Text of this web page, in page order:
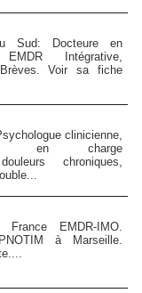
Sud: Docteure en
Intégrative,
Brèves. Voir sa fiche
clinicienne,
en charge
chroniques,
France EMDR-IMO.
à Marseille.